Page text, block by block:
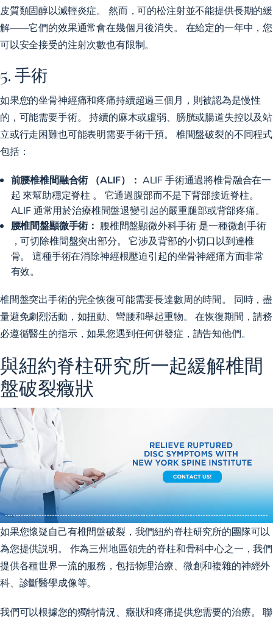
皮質類固醇以減輕炎症。 然而，可的松注射並不能提供長期的緩
解——它們的效果通常會在幾個月後消失。 在給定的一年中，您
可以安全接受的注射次數也有限制。
5. 手術
如果您的坐骨神經痛和疼痛持續超過三個月，則被認為是慢性
的，可能需要手術。 持續的麻木或虛弱、膀胱或腸道失控以及站
立或行走困難也可能表明需要手術干預。 椎間盤破裂的不同程式
包括：
前腰椎椎間融合術 （ALIF）： ALIF 手術通過將椎骨融合在一
起 來幫助穩定脊柱 。 它通過腹部而不是下背部接近脊柱。
ALIF 通常用於治療椎間盤退變引起的嚴重腿部或背部疼痛。
腰椎間盤顯微手術： 腰椎間盤顯微外科手術 是一種微創手術
，可切除椎間盤突出部分。 它涉及背部的小切口以到達椎
骨。 這種手術在消除神經根壓迫引起的坐骨神經痛方面非常
有效。
椎間盤突出手術的完全恢復可能需要長達數周的時間。 同時，盡
量避免劇烈活動，如扭動、彎腰和舉起重物。 在恢復期間，請務
必遵循醫生的指示，如果您遇到任何併發症，請告知他們。
與紐約脊柱研究所一起緩解椎間
盤破裂癥狀
如果您懷疑自己有椎間盤破裂，我們紐約脊柱研究所的團隊可以
為您提供説明。 作為三州地區領先的脊柱和骨科中心之一，我們
提供各種世界一流的服務，包括物理治療、微創和複雜的神經外
科、診斷醫學成像等。
我們可以根據您的獨特情況、癥狀和疼痛提供您需要的治療。聯